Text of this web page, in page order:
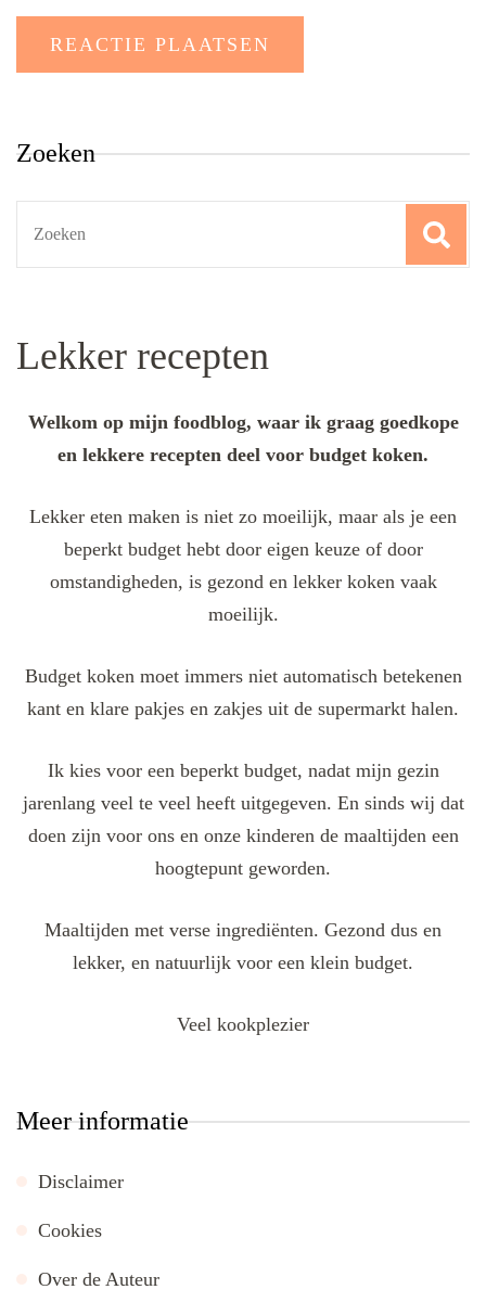
Zoeken
Lekker recepten
Welkom op mijn foodblog, waar ik graag goedkope
en lekkere recepten deel voor budget koken.
Lekker eten maken is niet zo moeilijk, maar als je een
beperkt budget hebt door eigen keuze of door
omstandigheden, is gezond en lekker koken vaak
moeilijk.
Budget koken moet immers niet automatisch betekenen
kant en klare pakjes en zakjes uit de supermarkt halen.
Ik kies voor een beperkt budget, nadat mijn gezin
jarenlang veel te veel heeft uitgegeven. En sinds wij dat
doen zijn voor ons en onze kinderen de maaltijden een
hoogtepunt geworden.
Maaltijden met verse ingrediënten. Gezond dus en
lekker, en natuurlijk voor een klein budget.
Veel kookplezier
Meer informatie
Disclaimer
Cookies
Over de Auteur